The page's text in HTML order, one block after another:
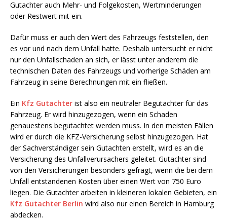
Gutachter auch Mehr- und Folgekosten, Wertminderungen
oder Restwert mit ein.
Dafür muss er auch den Wert des Fahrzeugs feststellen, den
es vor und nach dem Unfall hatte. Deshalb untersucht er nicht
nur den Unfallschaden an sich, er lässt unter anderem die
technischen Daten des Fahrzeugs und vorherige Schäden am
Fahrzeug in seine Berechnungen mit ein fließen.
Ein Kfz Gutachter ist also ein neutraler Begutachter für das
Fahrzeug. Er wird hinzugezogen, wenn ein Schaden
genauestens begutachtet werden muss. In den meisten Fällen
wird er durch die KFZ-Versicherung selbst hinzugezogen. Hat
der Sachverständiger sein Gutachten erstellt, wird es an die
Versicherung des Unfallverursachers geleitet. Gutachter sind
von den Versicherungen besonders gefragt, wenn die bei dem
Unfall entstandenen Kosten über einen Wert von 750 Euro
liegen. Die Gutachter arbeiten in kleineren lokalen Gebieten, ein
Kfz Gutachter Berlin wird also nur einen Bereich in Hamburg
abdecken.